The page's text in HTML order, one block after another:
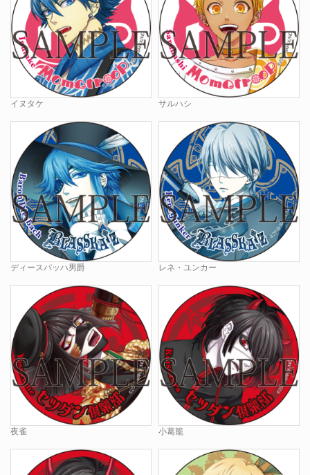
イヌタケ サルハシ
ディースバッハ男爵 レネ・ユンカー
夜雀 小葛籠